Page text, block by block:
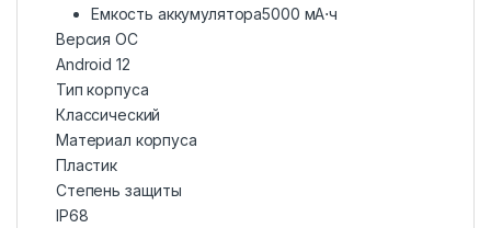
Емкость аккумулятора5000 мА⋅ч
Версия ОС
Android 12
Тип корпуса
Классический
Материал корпуса
Пластик
Степень защиты
IP68